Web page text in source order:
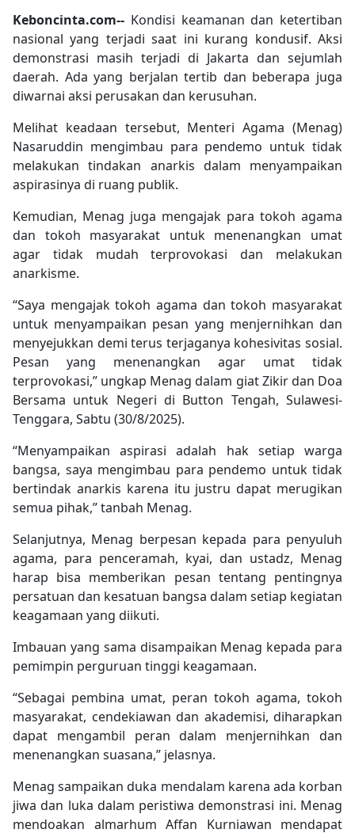
Keboncinta.com-- Kondisi keamanan dan ketertiban
nasional yang terjadi saat ini kurang kondusif. Aksi
demonstrasi masih terjadi di Jakarta dan sejumlah
daerah. Ada yang berjalan tertib dan beberapa juga
diwarnai aksi perusakan dan kerusuhan.
Melihat keadaan tersebut, Menteri Agama (Menag)
Nasaruddin mengimbau para pendemo untuk tidak
melakukan tindakan anarkis dalam menyampaikan
aspirasinya di ruang publik.
Kemudian, Menag juga mengajak para tokoh agama
dan tokoh masyarakat untuk menenangkan umat
agar tidak mudah terprovokasi dan melakukan
anarkisme.
“Saya mengajak tokoh agama dan tokoh masyarakat
untuk menyampaikan pesan yang menjernihkan dan
menyejukkan demi terus terjaganya kohesivitas sosial.
Pesan yang menenangkan agar umat tidak
terprovokasi,” ungkap Menag dalam giat Zikir dan Doa
Bersama untuk Negeri di Button Tengah, Sulawesi-
Tenggara, Sabtu (30/8/2025).
“Menyampaikan aspirasi adalah hak setiap warga
bangsa, saya mengimbau para pendemo untuk tidak
bertindak anarkis karena itu justru dapat merugikan
semua pihak,” tanbah Menag.
Selanjutnya, Menag berpesan kepada para penyuluh
agama, para penceramah, kyai, dan ustadz, Menag
harap bisa memberikan pesan tentang pentingnya
persatuan dan kesatuan bangsa dalam setiap kegiatan
keagamaan yang diikuti.
Imbauan yang sama disampaikan Menag kepada para
pemimpin perguruan tinggi keagamaan.
“Sebagai pembina umat, peran tokoh agama, tokoh
masyarakat, cendekiawan dan akademisi, diharapkan
dapat mengambil peran dalam menjernihkan dan
menenangkan suasana,” jelasnya.
Menag sampaikan duka mendalam karena ada korban
jiwa dan luka dalam peristiwa demonstrasi ini. Menag
mendoakan almarhum Affan Kurniawan mendapat